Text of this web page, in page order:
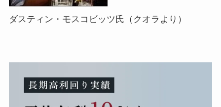
ダスティン・モスコビッツ氏（クオラより）